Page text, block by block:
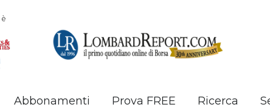
è
Abbonamenti Prova FREE Ricerca